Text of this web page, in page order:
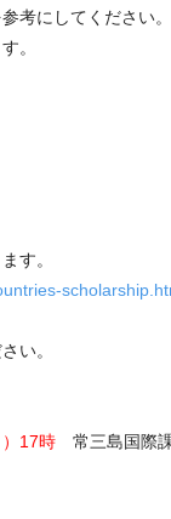
考にしてください
。
す。
い。
17時 常三島国際